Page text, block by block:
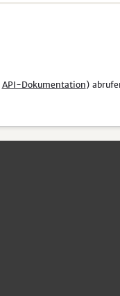
API-Dokumentation)